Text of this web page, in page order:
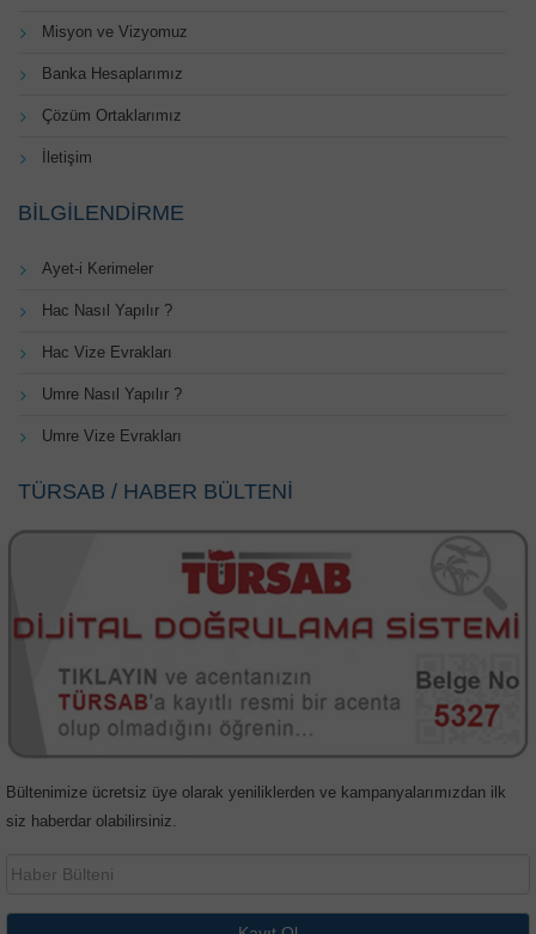
Misyon ve Vizyomuz
Banka Hesaplarımız
Çözüm Ortaklarımız
İletişim
BILGILENDIRME
Ayet-i Kerimeler
Hac Nasıl Yapılır ?
Hac Vize Evrakları
Umre Nasıl Yapılır ?
Umre Vize Evrakları
TÜRSAB / HABER BÜLTENİ
Bültenimize ücretsiz üye olarak yeniliklerden ve kampanyalarımızdan ilk
siz haberdar olabilirsiniz.